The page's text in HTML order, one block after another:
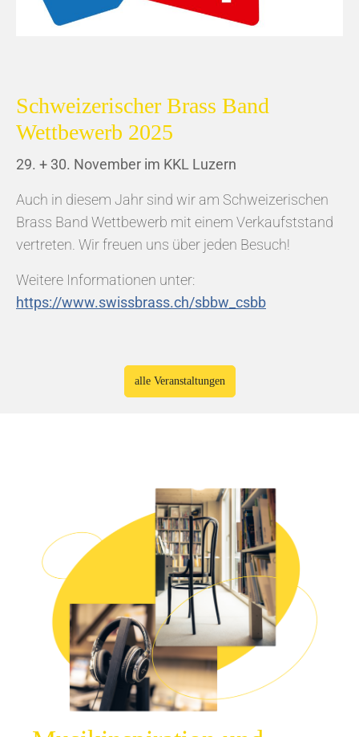
Schweizerischer Brass Band
Wettbewerb 2025
29. + 30. November im KKL Luzern
Auch in diesem Jahr sind wir am Schweizerischen
Brass Band Wettbewerb mit einem Verkaufststand
vertreten. Wir freuen uns über jeden Besuch!
Weitere Informationen unter:
https://www.swissbrass.ch/sbbw_csbb
alle Veranstaltungen